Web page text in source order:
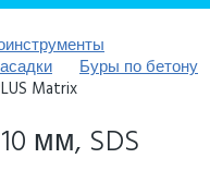
Буры по бетону
Matrix
мм, SDS